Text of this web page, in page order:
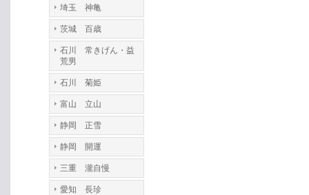
埼玉 神亀
茨城 百歳
石川 常きげん・益
荒男
石川 菊姫
富山 立山
静岡 正雪
静岡 開運
三重 瀧自慢
愛知 長珍